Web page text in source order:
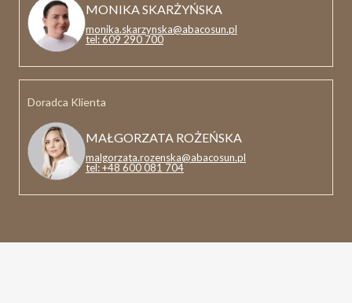
MONIKA SKARŻYŃSKA
monika.skarzynska@abacosun.pl
tel: 609 290 700
Doradca Klienta
MAŁGORZATA ROŻEŃSKA
malgorzata.rozenska@abacosun.pl
tel: +48 600 081 704